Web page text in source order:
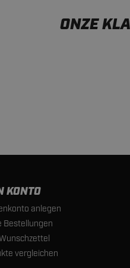
ONZE
KONTO
anlegen
Bestellungen
vergleichen